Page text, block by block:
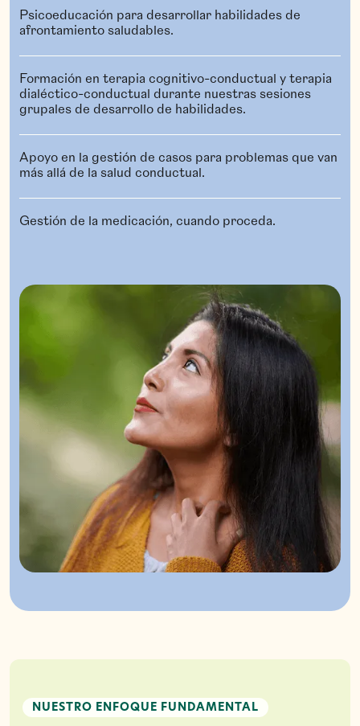
Psicoeducación para desarrollar habilidades de
afrontamiento saludables.
Formación en terapia cognitivo-conductual y terapia
dialéctico-conductual durante nuestras sesiones
grupales de desarrollo de habilidades.
Apoyo en la gestión de casos para problemas que van
más allá de la salud conductual.
Gestión de la medicación, cuando proceda.
NUESTRO ENFOQUE FUNDAMENTAL